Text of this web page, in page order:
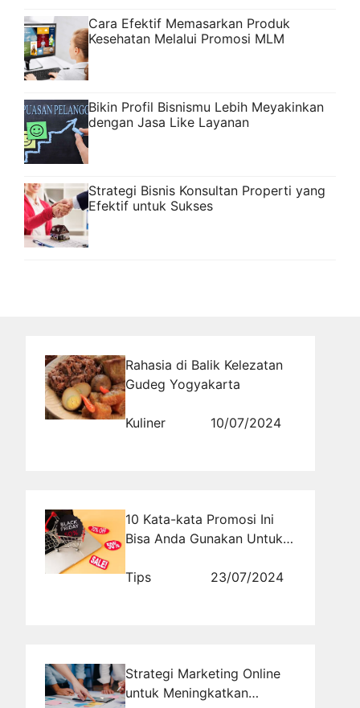
Cara Efektif Memasarkan Produk
Kesehatan Melalui Promosi MLM
Bikin Profil Bisnismu Lebih Meyakinkan
dengan Jasa Like Layanan
Strategi Bisnis Konsultan Properti yang
Efektif untuk Sukses
Rahasia di Balik Kelezatan
Gudeg Yogyakarta
Kuliner 10/07/2024
10 Kata-kata Promosi Ini
Bisa Anda Gunakan Untuk
Konsumen
Tips 23/07/2024
Strategi Marketing Online
untuk Meningkatkan